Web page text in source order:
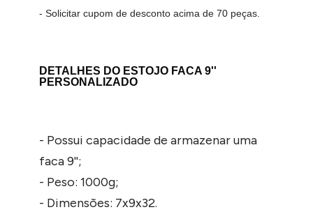
- Solicitar cupom de desconto acima de 70 peças.
DETALHES DO ESTOJO FACA 9''
PERSONALIZADO
- Possui capacidade de armazenar uma
faca 9'';
- Peso: 1000g;
- Dimensões: 7x9x32.